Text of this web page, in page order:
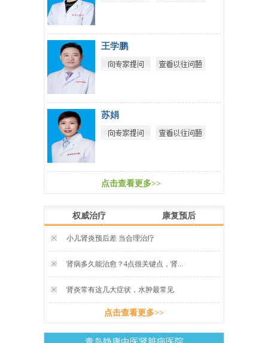
王学鹏
苏娟
点击查看更多>>
权威治疗 康复预后
※ 小儿肾炎预后差 当合理治疗
※ 肾病多久能治愈？4点很关键点，肾...
※ 肾炎常有这几大症状，水肿最常见
点击查看更多>>